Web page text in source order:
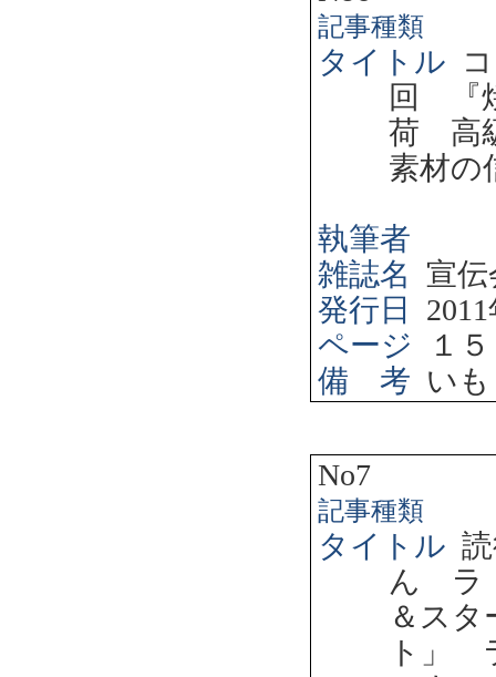
記事種類
タイトル
回 『
荷 高
素材の
執筆者
雑誌名
宣伝
発行日
2011
ページ
１
備 考 い
No7
記事種類
タイトル
ん ラ
＆ス
ト」